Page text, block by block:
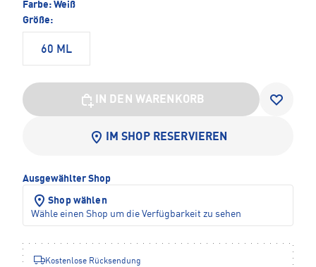
Farbe: Weiß
Größe:
60 ML
IN DEN WARENKORB
IM SHOP RESERVIEREN
Ausgewählter Shop
Shop wählen
Wähle einen Shop um die Verfügbarkeit zu sehen
Kostenlose Rücksendung